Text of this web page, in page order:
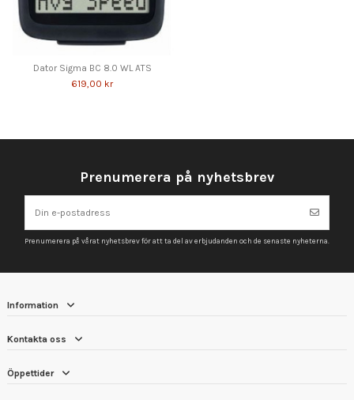
Dator Sigma BC 8.0 WL ATS
619,00 kr
Prenumerera på nyhetsbrev
Prenumerera på vårat nyhetsbrev för att ta del av erbjudanden och de senaste nyheterna.
Information
Kontakta oss
Öppettider